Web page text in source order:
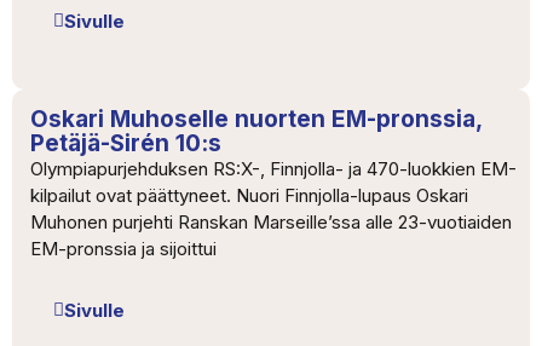
Sivulle
Oskari Muhoselle nuorten EM-pronssia,
Petäjä-Sirén 10:s
Olympiapurjehduksen RS:X-, Finnjolla- ja 470-luokkien EM-
kilpailut ovat päättyneet. Nuori Finnjolla-lupaus Oskari
Muhonen purjehti Ranskan Marseille’ssa alle 23-vuotiaiden
EM-pronssia ja sijoittui
Sivulle